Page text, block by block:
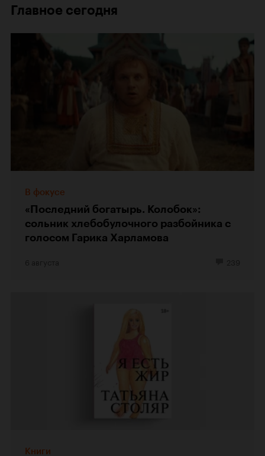
Главное сегодня
В фокусе
«Последний богатырь. Колобок»:
сольник хлебобулочного разбойника с
голосом Гарика Харламова
Книги